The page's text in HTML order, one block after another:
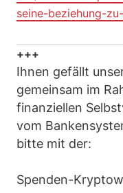
seine-beziehung-
+++
Ihnen gefällt
gemeinsam im
finanziellen
vom
bitte mit der:
Spenden-